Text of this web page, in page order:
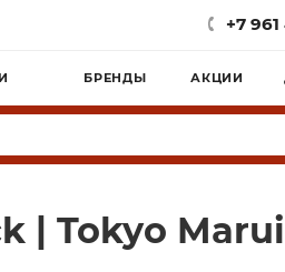
+7
БРЕНДЫ АКЦИИ
| Tokyo Marui